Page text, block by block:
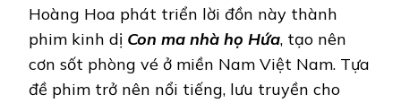
Hoàng Hoa phát triển lời đồn này thành
phim kinh dị Con ma nhà họ Hứa, tạo nên
cơn sốt phòng vé ở miền Nam Việt Nam. Tựa
đề phim trở nên nổi tiếng, lưu truyền cho